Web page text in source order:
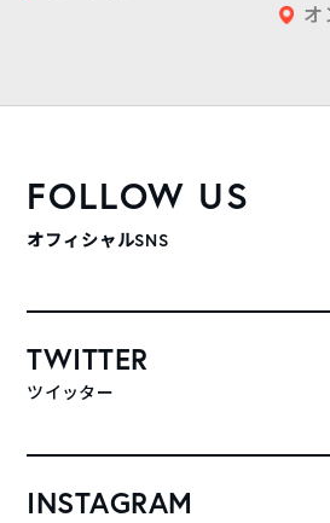
オ
FOLLOW US
オフィシャルSNS
TWITTER
ツイッター
INSTAGRAM